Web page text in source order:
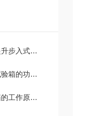
试验箱测试精度
用与养护技巧
与性能解析